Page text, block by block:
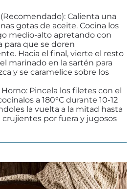
Calienta una
gotas de aceite. Cocina los
medio-alto apretando con
para que se doren
Hacia el final, vierte el resto
marinado en la sartén para
y se caramelice sobre los
Pincela los filetes con el
a 180°C durante 10-12
la vuelta a la mitad hasta
por fuera y jugosos